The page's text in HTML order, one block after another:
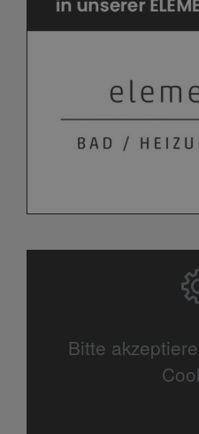
Bitte